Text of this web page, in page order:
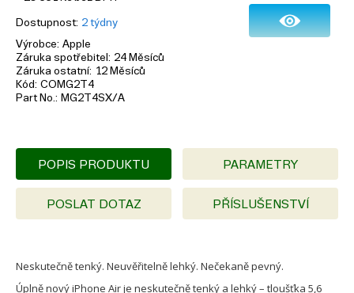
Dostupnost 2 týdny
Výrobce Apple
Záruka spotřebitel
24 Měsíců
Záruka ostatní 12 Měsíců
Kód COMG2T4
Part No.
MG2T4SX/A
POPIS PRODUKTU PARAMETRY
POSLAT DOTAZ PŘÍSLUŠENSTVÍ
Neskutečně tenký. Neuvěřitelně lehký. Nečekaně pevný.
Úplně nový iPhone Air je neskutečně tenký a lehký – tloušťka 5,6